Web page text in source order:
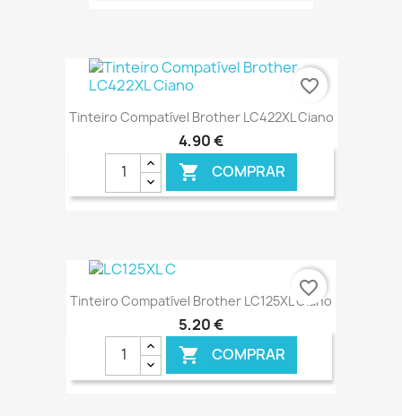
€ ONLINE
Tinteiro Compatível Brother LC422XL Ciano
4,90 €
 COMPRAR
favorite_border
Tinteiro Compatível Brother LC125XL Ciano
5,20 €
 COMPRAR
favorite_border